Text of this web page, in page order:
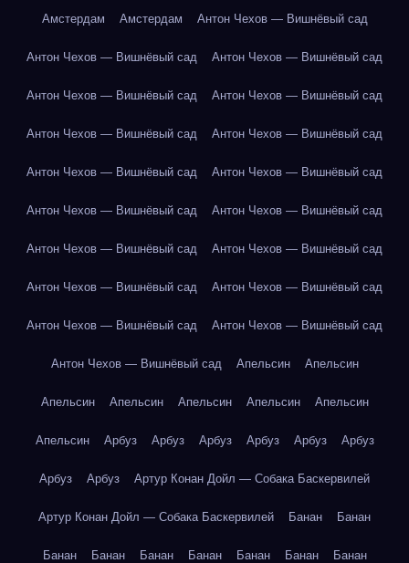
Амстердам Амстердам Антон Чехов — Вишнёвый сад
Антон Чехов — Вишнёвый сад Антон Чехов — Вишнёвый сад
Антон Чехов — Вишнёвый сад Антон Чехов — Вишнёвый сад
Антон Чехов — Вишнёвый сад Антон Чехов — Вишнёвый сад
Антон Чехов — Вишнёвый сад Антон Чехов — Вишнёвый сад
Антон Чехов — Вишнёвый сад Антон Чехов — Вишнёвый сад
Антон Чехов — Вишнёвый сад Антон Чехов — Вишнёвый сад
Антон Чехов — Вишнёвый сад Антон Чехов — Вишнёвый сад
Антон Чехов — Вишнёвый сад Антон Чехов — Вишнёвый сад
Антон Чехов — Вишнёвый сад Апельсин Апельсин
Апельсин Апельсин Апельсин Апельсин Апельсин
Апельсин Арбуз Арбуз Арбуз Арбуз Арбуз Арбуз
Арбуз Арбуз Артур Конан Дойл — Собака Баскервилей
Артур Конан Дойл — Собака Баскервилей Банан Банан
Банан Банан Банан Банан Банан Банан Банан